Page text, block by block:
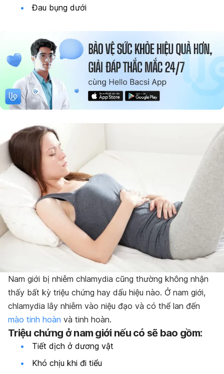
Đau bụng dưới
Nam giới bị nhiễm chlamydia cũng thường không nhận
thấy bất kỳ triệu chứng hay dấu hiệu nào. Ở nam giới,
chlamydia lây nhiễm vào niệu đạo và có thể lan đến
mào tinh hoàn và tinh hoàn.
Triệu chứng ở nam giới nếu có sẽ bao gồm:
Tiết dịch ở dương vật
Khó chịu khi đi tiểu